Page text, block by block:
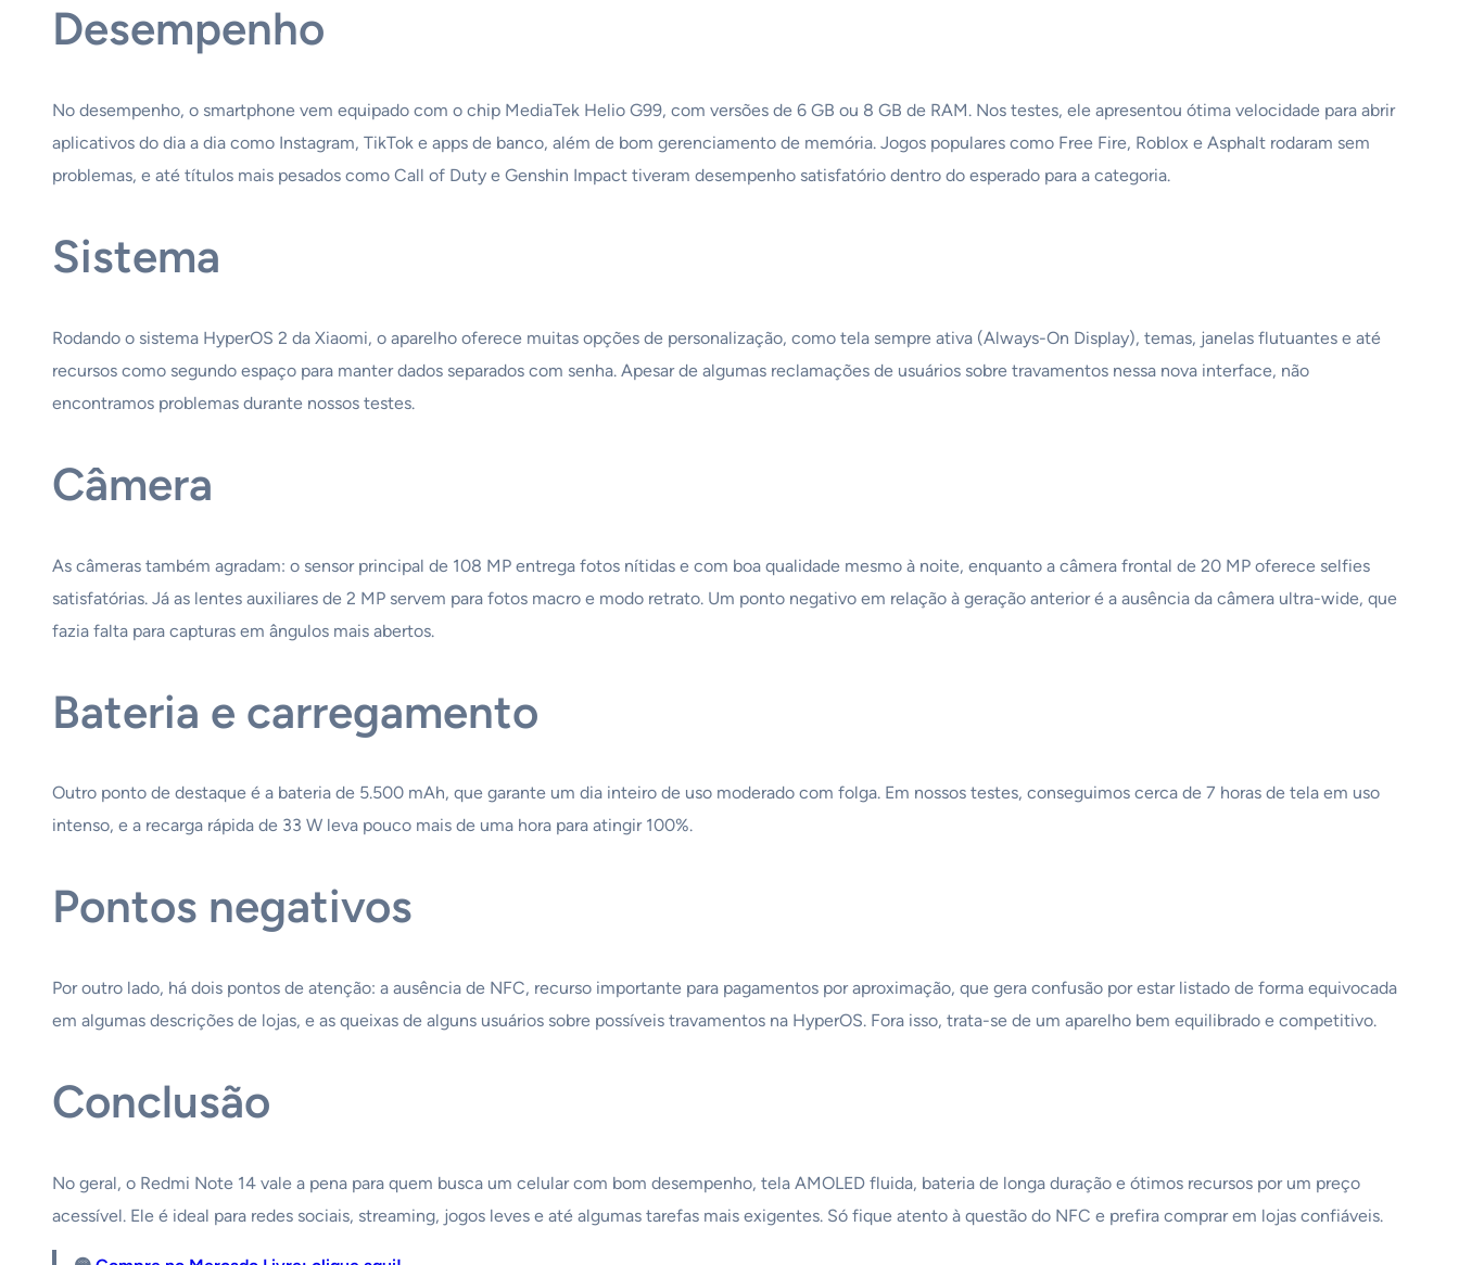
Desempenho
No desempenho, o smartphone vem equipado com o chip MediaTek Helio G99, com versões de 6 GB ou 8 GB de RAM. Nos testes, ele apresentou ótima velocidade para abrir
aplicativos do dia a dia como Instagram, TikTok e apps de banco, além de bom gerenciamento de memória. Jogos populares como Free Fire, Roblox e Asphalt rodaram sem
problemas, e até títulos mais pesados como Call of Duty e Genshin Impact tiveram desempenho satisfatório dentro do esperado para a categoria.
Sistema
Rodando o sistema HyperOS 2 da Xiaomi, o aparelho oferece muitas opções de personalização, como tela sempre ativa (Always-On Display), temas, janelas flutuantes e até
recursos como segundo espaço para manter dados separados com senha. Apesar de algumas reclamações de usuários sobre travamentos nessa nova interface, não
encontramos problemas durante nossos testes.
Câmera
As câmeras também agradam: o sensor principal de 108 MP entrega fotos nítidas e com boa qualidade mesmo à noite, enquanto a câmera frontal de 20 MP oferece selfies
satisfatórias. Já as lentes auxiliares de 2 MP servem para fotos macro e modo retrato. Um ponto negativo em relação à geração anterior é a ausência da câmera ultra-wide, que
fazia falta para capturas em ângulos mais abertos.
Bateria e carregamento
Outro ponto de destaque é a bateria de 5.500 mAh, que garante um dia inteiro de uso moderado com folga. Em nossos testes, conseguimos cerca de 7 horas de tela em uso
intenso, e a recarga rápida de 33 W leva pouco mais de uma hora para atingir 100%.
Pontos negativos
Por outro lado, há dois pontos de atenção: a ausência de NFC, recurso importante para pagamentos por aproximação, que gera confusão por estar listado de forma equivocada
em algumas descrições de lojas, e as queixas de alguns usuários sobre possíveis travamentos na HyperOS. Fora isso, trata-se de um aparelho bem equilibrado e competitivo.
Conclusão
No geral, o Redmi Note 14 vale a pena para quem busca um celular com bom desempenho, tela AMOLED fluida, bateria de longa duração e ótimos recursos por um preço
acessível. Ele é ideal para redes sociais, streaming, jogos leves e até algumas tarefas mais exigentes. Só fique atento à questão do NFC e prefira comprar em lojas confiáveis.